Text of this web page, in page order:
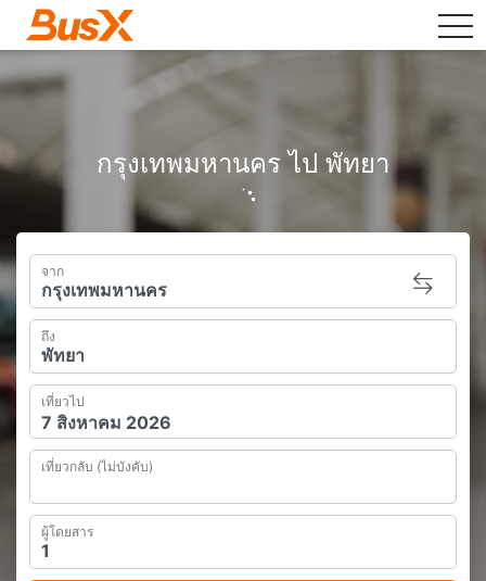
กรุงเทพมหานคร ไป พัทยา
จาก
ถึง
เที่ยวไป
เที่ยวกลับ (ไม่บังคับ)
ผู้โดยสาร